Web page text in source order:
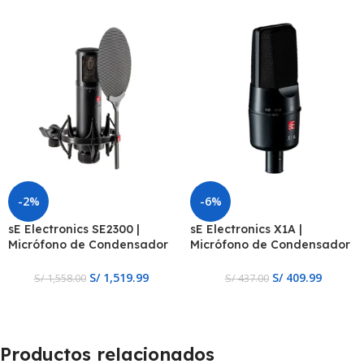
-2%
sE Electronics SE2300 |
Micrófono de Condensador
S/1,558.00 S/1,519.99
-6%
sE Electronics X1A |
Micrófono de Condensador
S/437.00 S/409.99
Productos relacionados